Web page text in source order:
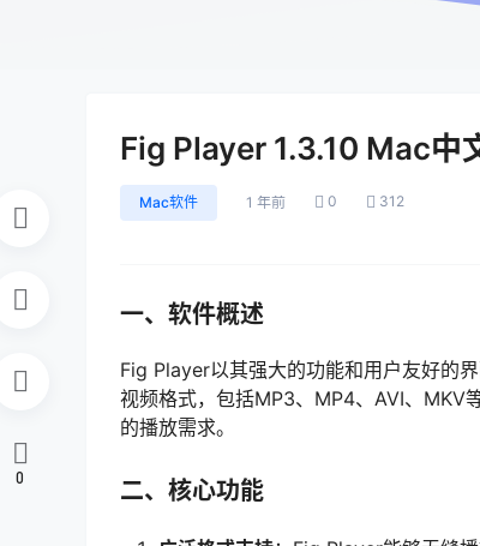
Fig Player 1.3.10 Mac中
Mac软件 1 年前 0 312
一、软件概述
Fig Player以其强大的功能和用户友好的
视频格式，包括MP3、MP4、AVI、MKV
的播放需求。
二、核心功能
0